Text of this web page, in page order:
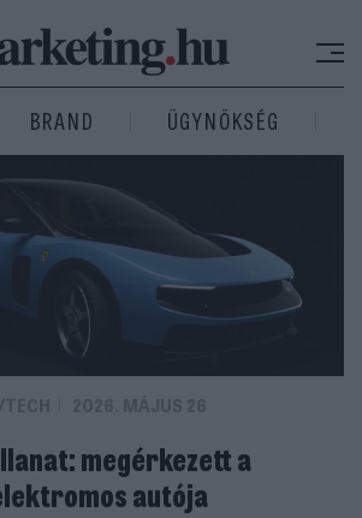
BRAND ÜGYNÖKSÉG
megérkezett a
autója